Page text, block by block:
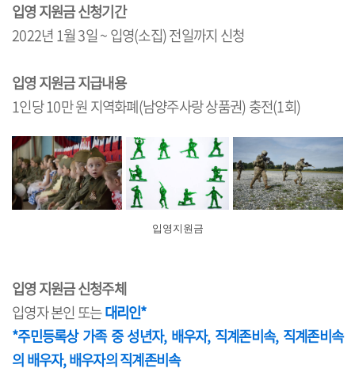
입영 지원금 신청기간
2022년 1월 3일 ~ 입영(소집) 전일까지 신청
입영 지원금 지급내용
1인당 10만 원 지역화폐(남양주사랑 상품권) 충전(1회)
입영지원금
입영 지원금 신청주체
입영자 본인 또는대리인*
*주민등록상 가족 중 성년자, 배우자, 직계존비속, 직계존비속
의 배우자, 배우자의 직계존비속